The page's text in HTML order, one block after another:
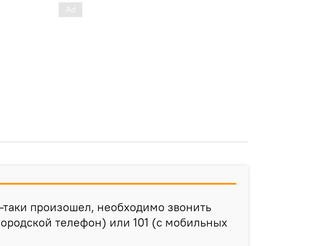
произошел, необходимо звонить
телефон) или 101 (с мобильных